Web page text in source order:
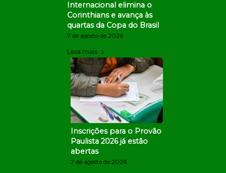
Internacional elimina o
Corinthians e avança às
quartas da Copa do Brasil
7 de agosto de 2026
Leia mais
Inscrições para o Provão
Paulista 2026 já estão
abertas
7 de agosto de 2026